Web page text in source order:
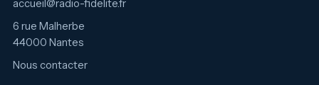
accueil@radio-fidelite.fr
6 rue Malherbe
44000 Nantes
Nous contacter